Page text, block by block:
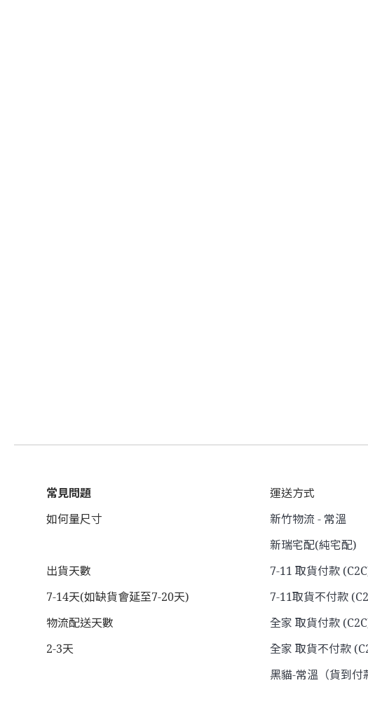
常見問題
如何量尺寸
出貨天數
7-14天(如缺貨會延至7-20天)
物流配送天數
2-3天
運送方式
新竹物流 - 常溫
新瑞宅配(純宅配)
7-11 取貨付款
7-11取貨不付款
全家 取貨付款
全家 取貨不付款
黑貓-常溫（貨到付